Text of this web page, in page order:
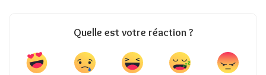
Quelle est votre réaction ?